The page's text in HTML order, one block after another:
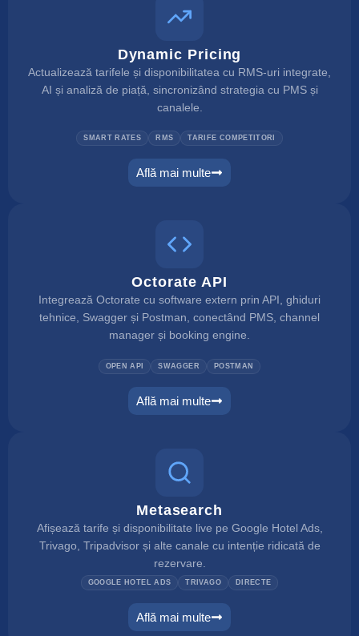
Dynamic Pricing
Actualizează tarifele și disponibilitatea cu RMS-uri integrate,
AI și analiză de piață, sincronizând strategia cu PMS și
canalele.
SMART RATES RMS TARIFE COMPETITORI
Află mai multe
dynamic pricing
Octorate API
Integrează Octorate cu software extern prin API, ghiduri
tehnice, Swagger și Postman, conectând PMS, channel
manager și booking engine.
OPEN API SWAGGER POSTMAN
Află mai multe
connect
Metasearch
Afișează tarife și disponibilitate live pe Google Hotel Ads,
Trivago, Tripadvisor și alte canale cu intenție ridicată de
rezervare.
GOOGLE HOTEL ADS TRIVAGO DIRECTE
Află mai multe
metasearch